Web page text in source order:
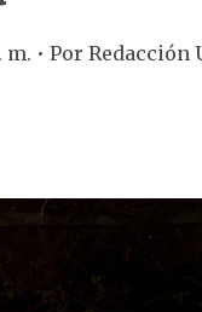
• Por Redacción